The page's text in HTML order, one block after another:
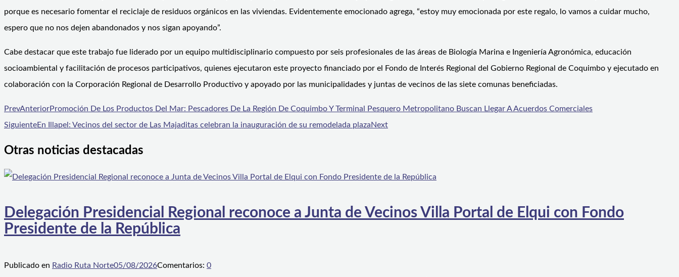
porque es necesario fomentar el reciclaje de residuos orgánicos en las viviendas. Evidentemente emocionado agrega, “estoy muy emocionada por este regalo, lo vamos a cuidar mucho,
espero que no nos dejen abandonados y nos sigan apoyando”.
Cabe destacar que este trabajo fue liderado por un equipo multidisciplinario compuesto por seis profesionales de las áreas de Biología Marina e Ingeniería Agronómica, educación
socioambiental y facilitación de procesos participativos, quienes ejecutaron este proyecto financiado por el Fondo de Interés Regional del Gobierno Regional de Coquimbo y ejecutado en
colaboración con la Corporación Regional de Desarrollo Productivo y apoyado por las municipalidades y juntas de vecinos de las siete comunas beneficiadas.
PrevAnteriorPromoción De Los Productos Del Mar: Pescadores De La Región De Coquimbo Y Terminal Pesquero Metropolitano Buscan Llegar A Acuerdos Comerciales
SiguienteEn Illapel: Vecinos del sector de Las Majaditas celebran la inauguración de su remodelada plazaNext
Otras noticias destacadas
Delegación Presidencial Regional reconoce a Junta de Vecinos Villa Portal de Elqui con Fondo
Presidente de la República
Publicado en Radio Ruta Norte05/08/2026Comentarios: 0